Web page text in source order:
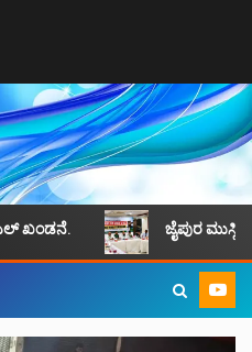
ಜೈಪುರ ಮುಸ್ಲಿಮ್